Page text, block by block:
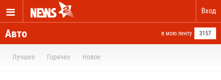
Вход
Авто в мою ленту 3157
Лучшее Горячее Новое